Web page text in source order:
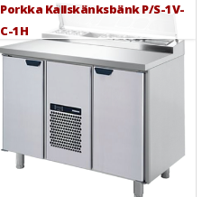
Porkka Kallskänksbänk P/S-1V-
C-1H